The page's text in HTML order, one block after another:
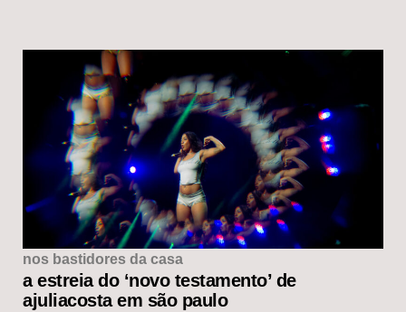
nos bastidores da casa
a estreia do ‘novo testamento’ de
ajuliacosta em são paulo